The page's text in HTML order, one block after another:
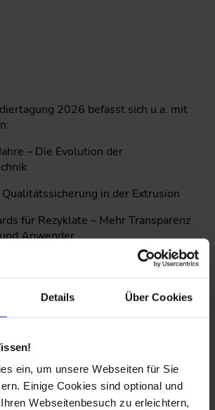
Details Über Cookies
ein, um unsere Webseiten für Sie
Einige Cookies sind optional und
Webseitenbesuch zu erleichtern,
2026 befasst sich u.a. mit
– Die Evolution der
in der Extrusion
für Rezyklate – Mehr Transparenz
Anwender
Factories – Der Weg zur skalierbaren